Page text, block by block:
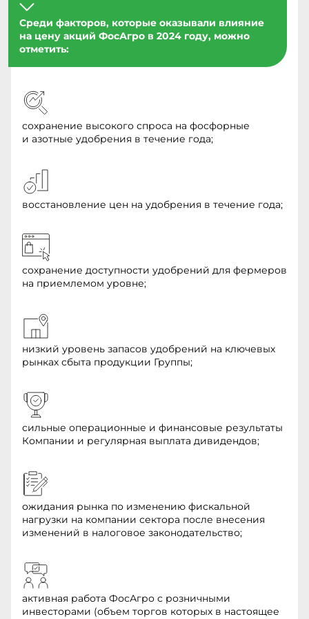
Среди факторов, которые оказывали влияние
на цену акций ФосАгро в 2024 году, можно
отметить:
сохранение высокого спроса на фосфорные
и азотные удобрения в течение года;
восстановление цен на удобрения в течение года;
сохранение доступности удобрений для фермеров
на приемлемом уровне;
низкий уровень запасов удобрений на ключевых
рынках сбыта продукции Группы;
сильные операционные и финансовые результаты
Компании и регулярная выплата дивидендов;
ожидания рынка по изменению фискальной
нагрузки на компании сектора после внесения
изменений в налоговое законодательство;
активная работа ФосАгро с розничными
инвесторами (объем торгов которых в настоящее